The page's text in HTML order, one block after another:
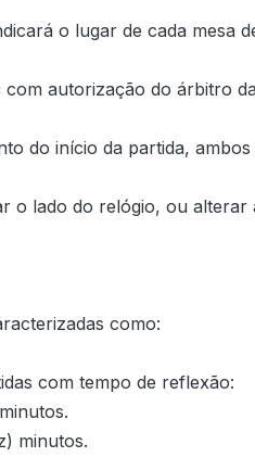
o lugar de cada mesa
autorização do árbitro
do início da partida,
o lado do relógio, ou alterar
como:
com tempo de reflexão: